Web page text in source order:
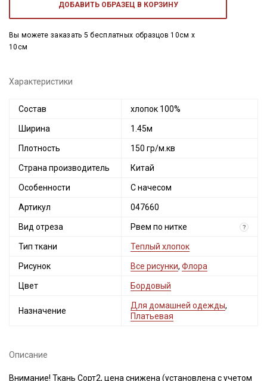
ДОБАВИТЬ ОБРАЗЕЦ В КОРЗИНУ
Вы можете заказать 5 бесплатных образцов 10см x
10см
Характеристики
Состав хлопок 100%
Ширина 1.45м
Плотность 150 гр/м.кв
Страна производитель Китай
Особенности С начесом
Артикул 047660
Вид отреза Рвем по нитке ?
Тип ткани Теплый хлопок
Рисунок Все рисунки, Флора
Цвет Бордовый
Назначение
Для домашней одежды,
Платьевая
Описание
Внимание! Ткань Сорт2, цена снижена (установлена с учетом